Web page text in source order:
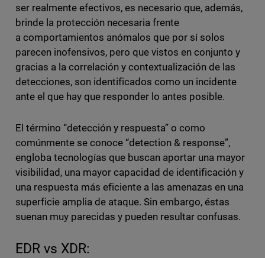
ser realmente efectivos, es necesario que, además,
brinde la protección necesaria frente
a comportamientos anómalos que por sí solos
parecen inofensivos, pero que vistos en conjunto y
gracias a la correlación y contextualización de las
detecciones, son identificados como un incidente
ante el que hay que responder lo antes posible.
El término “detección y respuesta” o como
comúnmente se conoce “detection & response”,
engloba tecnologías que buscan aportar una mayor
visibilidad, una mayor capacidad de identificación y
una respuesta más eficiente a las amenazas en una
superficie amplia de ataque. Sin embargo, éstas
suenan muy parecidas y pueden resultar confusas.
EDR vs XDR: